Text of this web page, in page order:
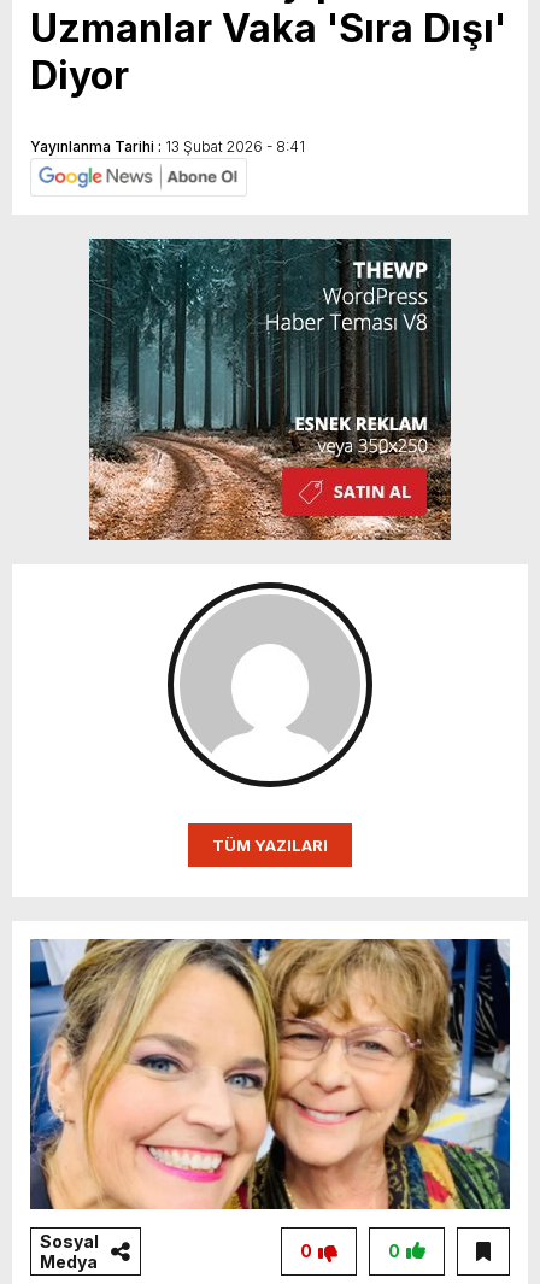
Uzmanlar Vaka 'Sıra Dışı'
Diyor
Yayınlanma Tarihi : 13 Şubat 2026 - 8:41
TÜM YAZILARI
Sosyal
Medya
0
0